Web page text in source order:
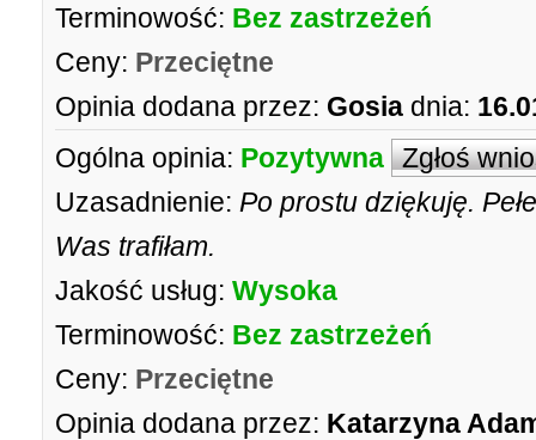
Terminowość: Bez zastrzeżeń
Ceny: Przeciętne
Opinia dodana przez: Gosia dnia:
Ogólna opinia: Pozytywna Zgłoś
Uzasadnienie: Po prostu dziękuję.
Was trafiłam.
Jakość usług: Wysoka
Terminowość: Bez zastrzeżeń
Ceny: Przeciętne
Opinia dodana przez: Katarzyna